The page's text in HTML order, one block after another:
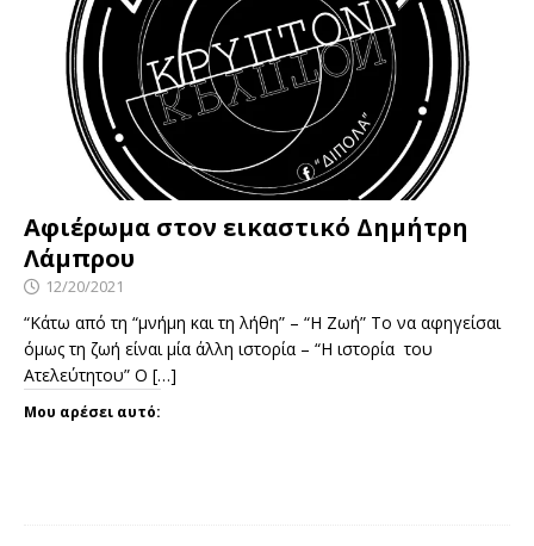
Αφιέρωμα στον εικαστικό Δημήτρη
Λάμπρου
12/20/2021
“Κάτω από τη “μνήμη και τη λήθη” – “Η Ζωή” Το να αφηγείσαι
όμως τη ζωή είναι μία άλλη ιστορία – “Η ιστορία του
Ατελεύτητου” Ο […]
Μου αρέσει αυτό: